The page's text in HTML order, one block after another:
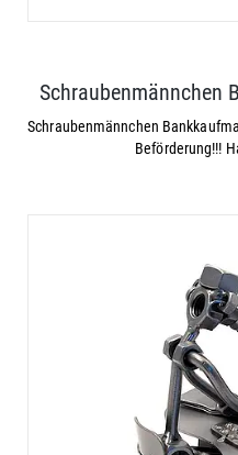
Schraubenmännchen
Schraubenmännchen
Beförderung!!!